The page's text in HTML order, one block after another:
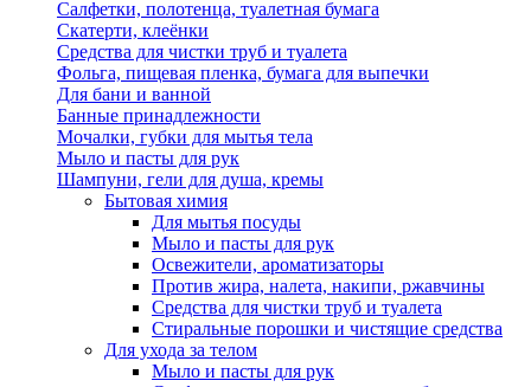
Салфетки, полотенца, туалетная бумага
Скатерти, клеёнки
Средства для чистки труб и туалета
Фольга, пищевая пленка, бумага для выпечки
Для бани и ванной
Банные принадлежности
Мочалки, губки для мытья тела
Мыло и пасты для рук
Шампуни, гели для душа, кремы
Бытовая химия
Для мытья посуды
Мыло и пасты для рук
Освежители, ароматизаторы
Против жира, налета, накипи, ржавчины
Средства для чистки труб и туалета
Стиральные порошки и чистящие средства
Для ухода за телом
Мыло и пасты для рук